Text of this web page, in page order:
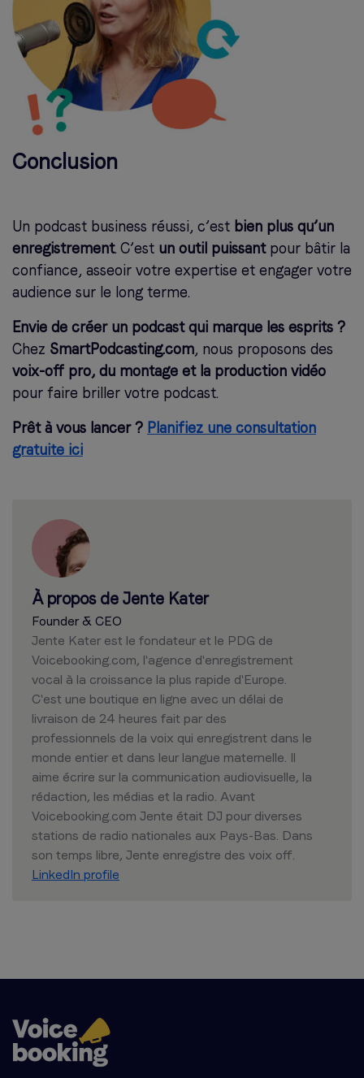
Conclusion
Un podcast business réussi, c’est bien plus qu’un
enregistrement. C’est un outil puissantpour bâtir la
confiance, asseoir votre expertise et engager votre
audience sur le long terme.
Envie de créer un podcast qui marque les esprits ?
Chez SmartPodcasting.com, nous proposons des
voix-off pro, du montage et la production vidéo
pour faire briller votre podcast.
Prêt à vous lancer ? Planifiez une consultation
gratuite ici
À propos de Jente Kater
Founder & CEO
Jente Kater est le fondateur et le PDG de
Voicebooking.com, l'agence d'enregistrement
vocal à la croissance la plus rapide d'Europe.
C'est une boutique en ligne avec un délai de
livraison de 24 heures fait par des
professionnels de la voix qui enregistrent dans le
monde entier et dans leur langue maternelle. Il
aime écrire sur la communication audiovisuelle, la
rédaction, les médias et la radio. Avant
Voicebooking.com Jente était DJ pour diverses
stations de radio nationales aux Pays-Bas. Dans
son temps libre, Jente enregistre des voix off.
LinkedIn profile